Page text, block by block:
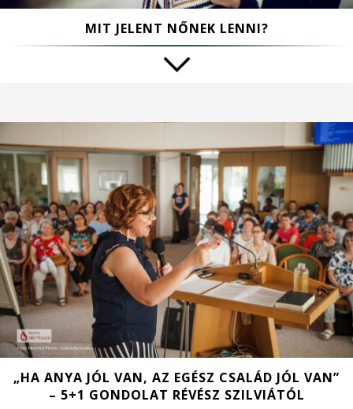
MIT JELENT NŐNEK LENNI?
„HA ANYA JÓL VAN, AZ EGÉSZ CSALÁD JÓL VAN”
– 5+1 GONDOLAT RÉVÉSZ SZILVIÁTÓL